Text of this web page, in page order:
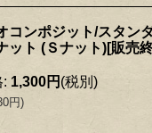
コンポジット/スタン
ット (Ｓナット)[販売
: 1,300円 (税別)
円)